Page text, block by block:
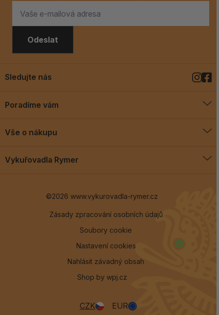
Odeslat
Poradíme vám
Blog
Vše o nákupu
Vykuřovadla Rymer
Sledujte nás
©2026 www.vykurovadla-rymer.cz
Zásady zpracování osobních údajů
Soubory cookie
Nastavení cookies
Nahlásit závadný obsah
Shop by wpj.cz
CZK EUR